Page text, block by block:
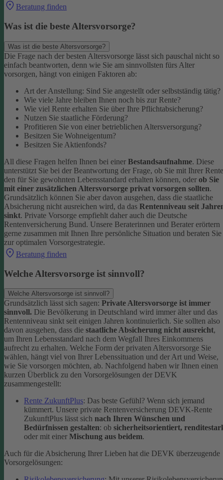
Beratung finden
Was ist die beste Altersvorsorge?
Was ist die beste Altersvorsorge?
Die Frage nach der besten Altersvorsorge lässt sich pauschal nicht so
einfach beantworten, denn wie Sie am sinnvollsten fürs Alter
vorsorgen, hängt von einigen Faktoren ab:
Art der Anstellung: Sind Sie angestellt oder selbstständig tätig?
Wie viele Jahre bleiben Ihnen noch bis zur Rente?
Wie viel Rente erhalten Sie über Ihre Pflichtabsicherung?
Nutzen Sie staatliche Förderung?
Profitieren Sie von einer betrieblichen Altersversorgung?
Besitzen Sie Wohneigentum?
Besitzen Sie Aktienfonds?
All diese Fragen helfen Ihnen bei einer Bestandsaufnahme. Diese
unterstützt Sie bei der Beantwortung der Frage, ob Sie mit Ihrer Rente
den für Sie gewohnten Lebensstandard erhalten können, oder ob Sie
mit einer zusätzlichen Altersvorsorge privat vorsorgen sollten.
Grundsätzlich können Sie aber davon ausgehen, dass die staatliche
Absicherung nicht ausreichen wird, da das Rentenniveau seit
sinkt. Private Vorsorge empfiehlt daher auch die Deutsche
Rentenversicherung Bund. Unsere Beraterinnen und Berater erörtern
gerne zusammen mit Ihnen Ihre persönliche Situation und beraten Sie
zur optimalen Vorsorgestrategie.
Beratung finden
Welche Altersvorsorge ist sinnvoll?
Welche Altersvorsorge ist sinnvoll?
Grundsätzlich lässt sich sagen: Private Altersvorsorge ist immer
sinnvoll. Die Bevölkerung in Deutschland wird immer älter und das
Rentenniveau sinkt seit einigen Jahren kontinuierlich. Sie sollten also
davon ausgehen, dass die staatliche Absicherung nicht ausreicht,
um Ihren Lebensstandard nach dem Wegfall Ihres Einkommens
aufrecht zu erhalten. Welche Form der privaten Altersvorsorge Sie
wählen, hängt viel von Ihrer Lebenssituation und der Art und Weise,
wie Sie vorsorgen möchten, ab. Nachfolgend haben wir Ihnen einen
kurzen Überblick zu den Vorsorgelösungen der DEVK
zusammengestellt:
Rente ZukunftPlus: Das beste Gefühl? Wenn sich jemand
kümmert. Unsere private Rentenversicherung DEVK-Rente
ZukunftPlus lässt sich nach Ihren Wünschen und
Bedürfnissen gestalten: ob sicherheitsorientiert,
oder mit einer Mischung aus beidem.
Auch für die Absicherung Ihrer Lieben hat die DEVK überzeugende
Vorsorgelösungen: